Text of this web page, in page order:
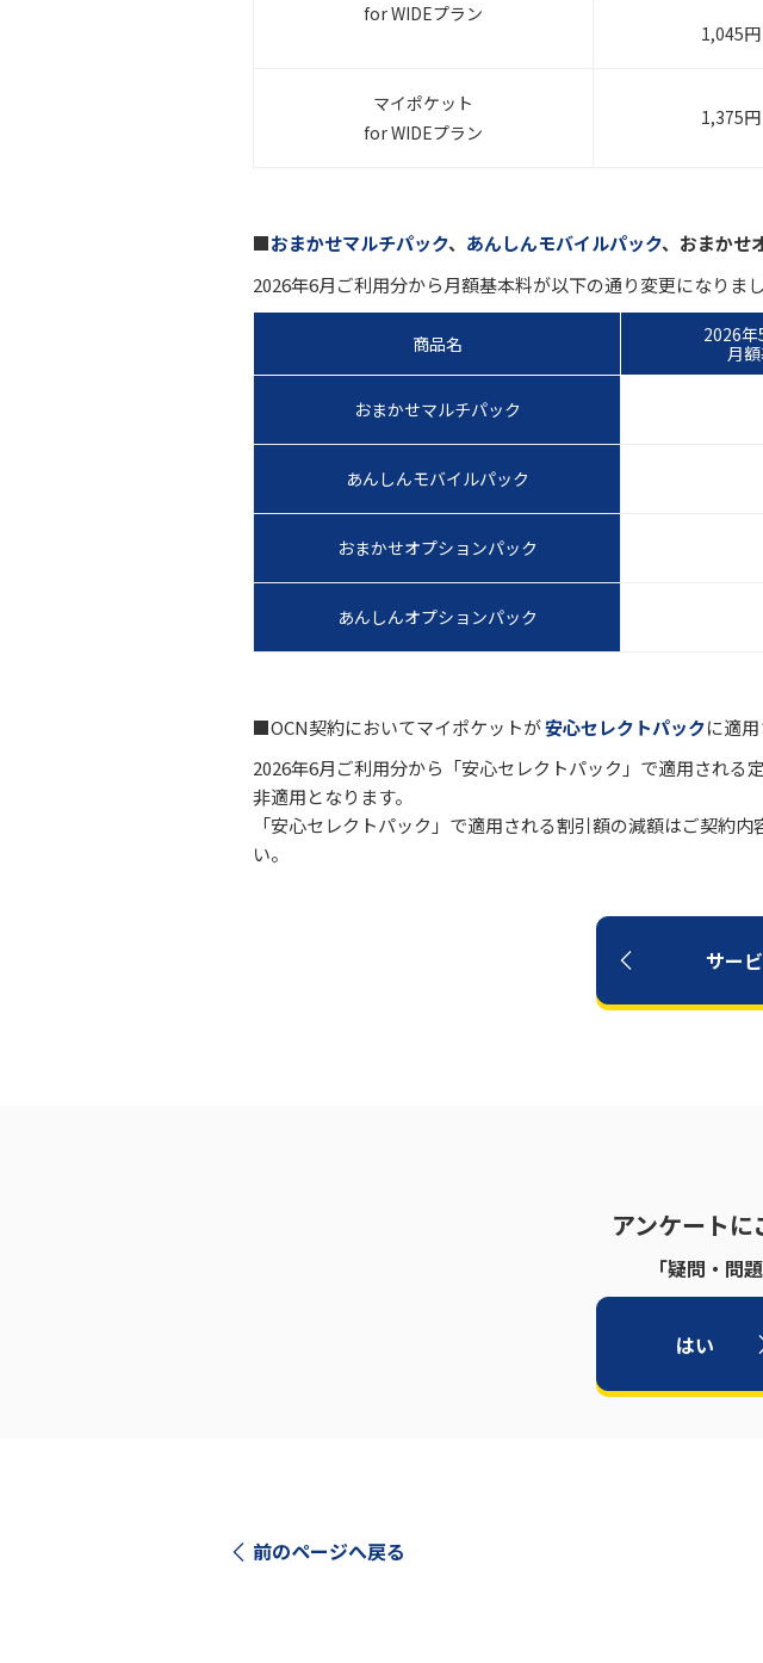
for WIDEプラン
1,045円
マイポケット
for WIDEプラン
1,375円
■おまかせマルチパック、 あんしんモバイルパック、おまかせ
2026年6月ご利用分から月額基本料が以下の通り変更になりまし
商品名
2026
月
おまかせマルチパック
あんしんモバイルパック
おまかせオプションパック
あんしんオプションパック
■OCN契約においてマイポケットが安心セレクトパックに適
2026年6月ご利用分から「安心セレクトパック」で適用され
非適用となります。
「安心セレクトパック」で適用される割引額の減額はご契約
い。
サー
アンケート
「疑問・問
はい
前のページへ戻る